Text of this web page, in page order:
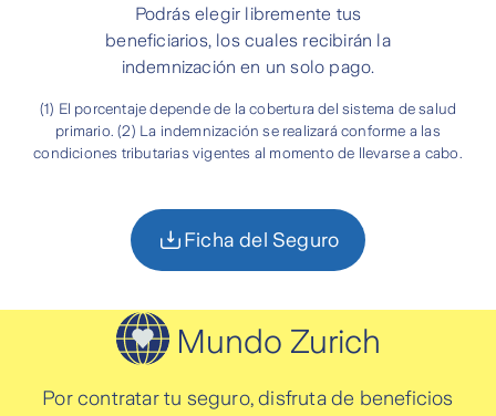
Podrás elegir libremente tus
beneficiarios, los cuales recibirán la
indemnización en un solo pago.
(1) El porcentaje depende de la cobertura del sistema de salud
primario. (2) La indemnización se realizará conforme a las
condiciones tributarias vigentes al momento de llevarse a cabo.
Ficha del Seguro
Mundo Zurich
Por contratar tu seguro, disfruta de beneficios